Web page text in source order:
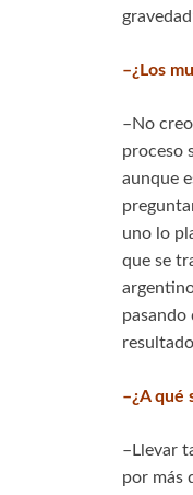
–¿Los
–No
proceso
aunque
uno lo
que se
pasando
–¿A qué
–Llevar
por más